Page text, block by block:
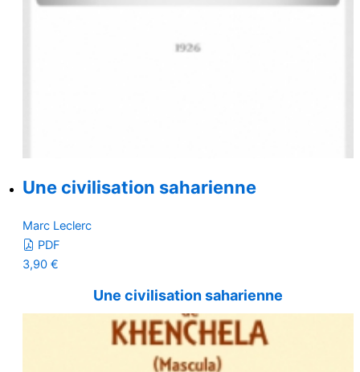
Une civilisation saharienne
Marc Leclerc
PDF
3,90 €
Une civilisation saharienne